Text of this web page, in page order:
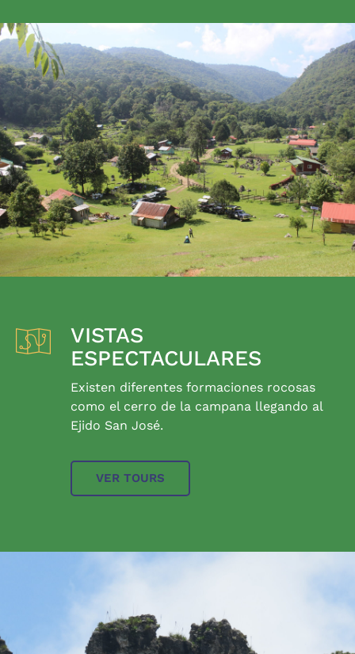
VISTAS
ESPECTACULARES
Existen diferentes formaciones rocosas
como el cerro de la campana llegando al
Ejido San José.
VER TOURS